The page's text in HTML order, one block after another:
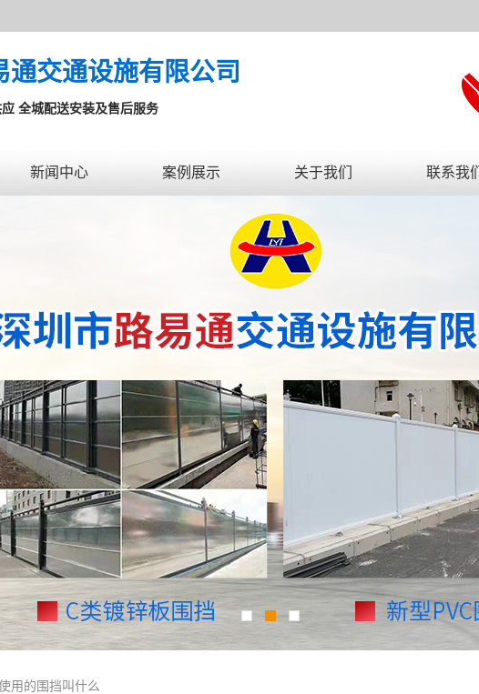
通交通设施有限公司
全城配送安装及售后服务
新闻中心 案例展示 关于我们 联系我
用的围挡叫什么